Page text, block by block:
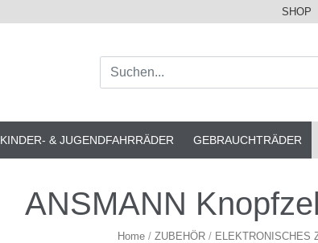
SHOP
KINDER- & JUGENDFAHRRÄDER GEBRAUCHTRÄDER
ANSMANN
Home / ZUBEHÖR / ELEKTRONISCHES